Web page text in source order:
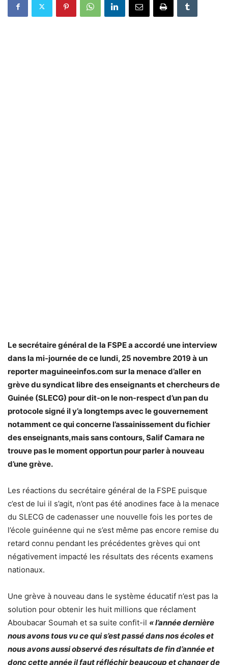
Le secrétaire général de la FSPE a accordé une interview
dans la mi-journée de ce lundi, 25 novembre 2019 à un
reporter maguineeinfos.com sur la menace d’aller en
grève du syndicat libre des enseignants et chercheurs de
Guinée (SLECG) pour dit-on le non-respect d’un pan du
protocole signé il y’a longtemps avec le gouvernement
notamment ce qui concerne l’assainissement du fichier
des enseignants,mais sans contours, Salif Camara ne
trouve pas le moment opportun pour parler à nouveau
d’une grève.
Les réactions du secrétaire général de la FSPE puisque
c’est de lui il s’agit, n’ont pas été anodines face à la menace
du SLECG de cadenasser une nouvelle fois les portes de
l’école guinéenne qui ne s’est même pas encore remise du
retard connu pendant les précédentes grèves qui ont
négativement impacté les résultats des récents examens
nationaux.
Une grève à nouveau dans le système éducatif n’est pas la
solution pour obtenir les huit millions que réclament
Aboubacar Soumah et sa suite confit-il « l’année dernière
nous avons tous vu ce qui s’est passé dans nos écoles et
nous avons aussi observé des résultats de fin d’année et
donc cette année il faut réfléchir beaucoup et changer de